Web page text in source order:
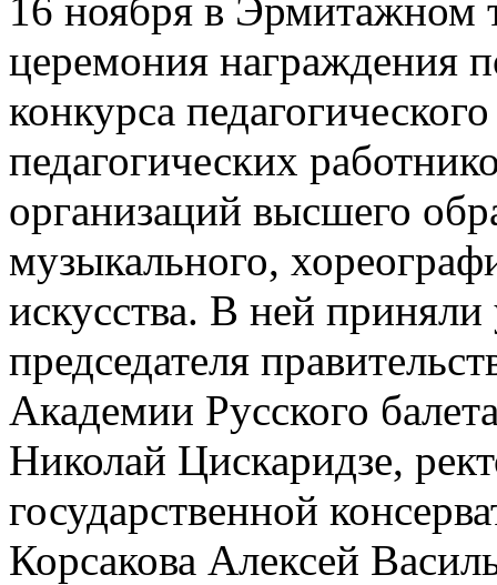
16 ноября в Эрмитажном
церемония награждения
конкурса
педагогических
организаций высшего
музыкального,
искусства. В ней приняли
председателя
Академии Русского
Николай Цискаридзе,
государственной
Корсакова Алексей